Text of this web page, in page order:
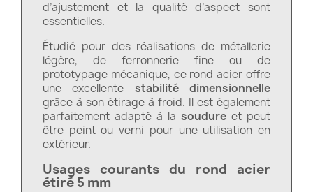
d’ajustement et la qualité d’aspect sont
essentielles.
Étudié pour des réalisations de métallerie
légère, de ferronnerie fine ou de
prototypage mécanique, ce rond acier offre
une excellente stabilité dimensionnelle
grâce à son étirage à froid. Il est également
parfaitement adapté à la soudure et peut
être peint ou verni pour une utilisation en
extérieur.
Usages courants du rond acier
étiré 5 mm